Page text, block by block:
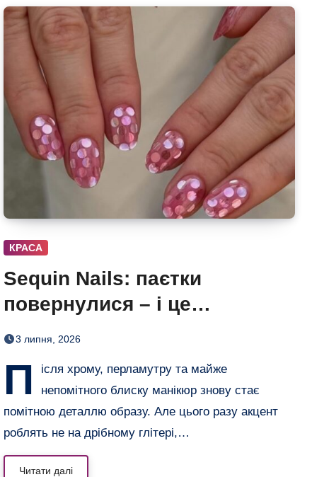
КРАСА
Sequin Nails: паєтки
повернулися – і це
найефектніший манікюр
3 липня, 2026
П
ісля хрому, перламутру та майже
непомітного блиску манікюр знову стає
помітною деталлю образу. Але цього разу акцент
роблять не на дрібному глітері,…
Читати далі